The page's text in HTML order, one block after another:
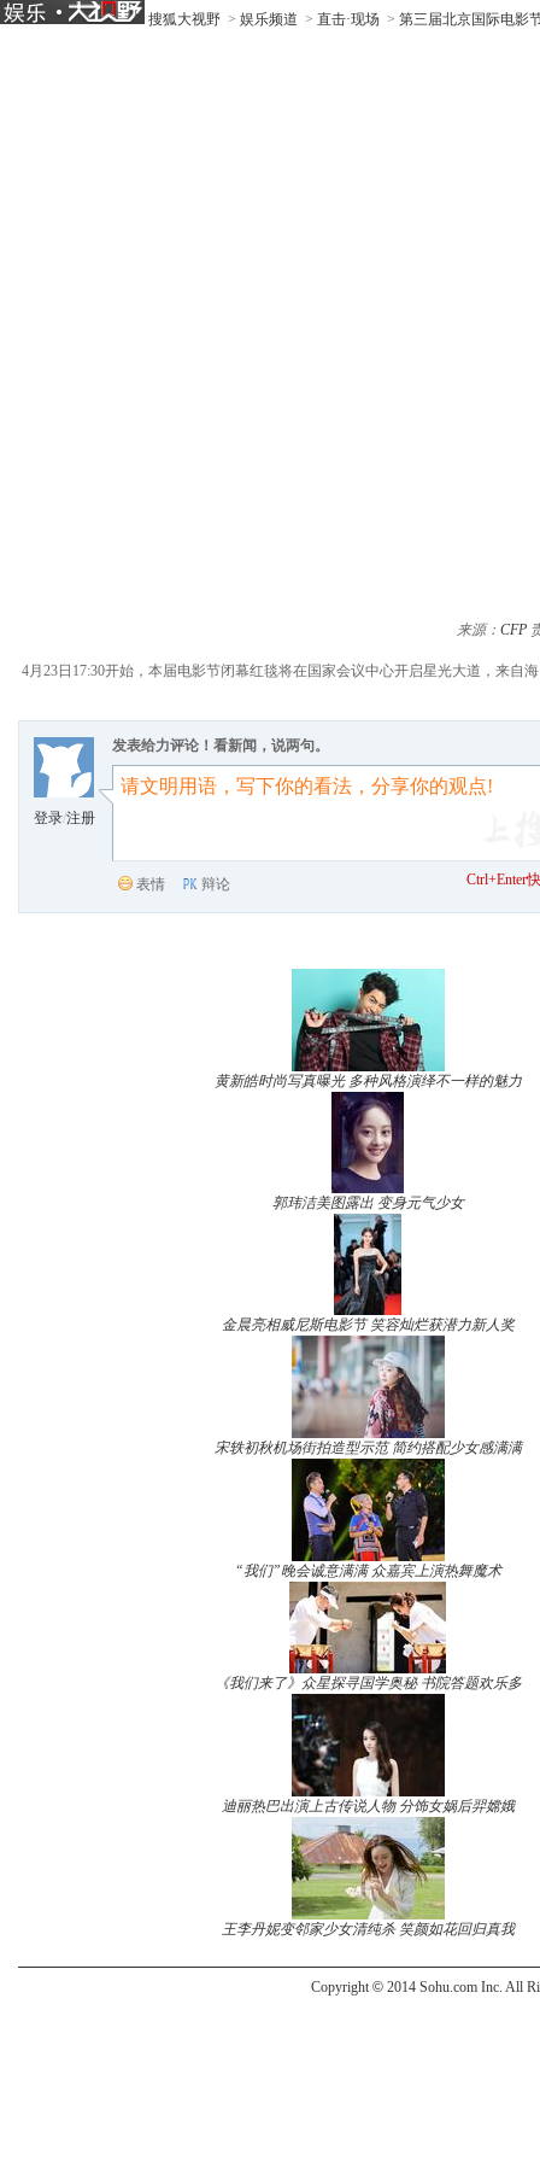
搜狐大视野 > 娱乐频道 > 直击·现场 > 第三届北京国际电影
来源： CFP
4月23日17:30开始，本届电影节闭幕红毯将在国家会议中心开启星光大道，来
登录/注册
发表给力评论！看新闻，说两句。
表情 辩论 Ctrl+Enter
黄新皓时尚写真曝光 多种风格演绎不一样的魅力
郭玮洁美图露出 变身元气少女
金晨亮相威尼斯电影节 笑容灿烂获潜力新人奖
宋轶初秋机场街拍造型示范 简约搭配少女感满满
“我们”晚会诚意满满 众嘉宾上演热舞魔术
《我们来了》众星探寻国学奥秘 书院答题欢乐多
迪丽热巴出演上古传说人物 分饰女娲后羿嫦娥
王李丹妮变邻家少女清纯杀 笑颜如花回归真我
Copyright © 2014 Sohu.com Inc. All